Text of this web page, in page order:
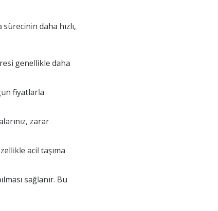
daha hızlı,
genellikle daha
fiyatlarla
zarar
acil taşıma
sağlanır. Bu